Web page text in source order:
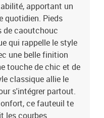
apportant un
quotidien. Pieds
de caoutchouc
qui rappelle le style
une belle finition
touche de chic et de
classique allie le
s'intégrer partout.
ce fauteuil te
les courbes